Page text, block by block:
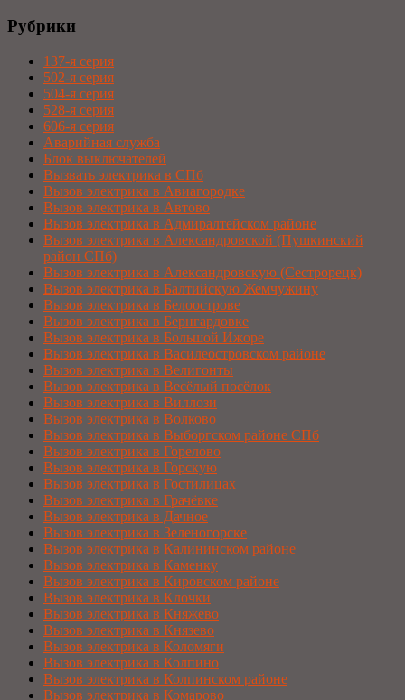
Рубрики
137-я серия
502-я серия
504-я серия
528-я серия
606-я серия
Аварийная служба
Блок выключателей
Вызвать электрика в СПб
Вызов электрика в Авиагородке
Вызов электрика в Автово
Вызов электрика в Адмиралтейском районе
Вызов электрика в Александровской (Пушкинский
район СПб)
Вызов электрика в Александровскую (Сестрорецк)
Вызов электрика в Балтийскую Жемчужину
Вызов электрика в Белоострове
Вызов электрика в Бернгардовке
Вызов электрика в Большой Ижоре
Вызов электрика в Василеостровском районе
Вызов электрика в Велигонты
Вызов электрика в Весёлый посёлок
Вызов электрика в Виллози
Вызов электрика в Волково
Вызов электрика в Выборгском районе СПб
Вызов электрика в Горелово
Вызов электрика в Горскую
Вызов электрика в Гостилицах
Вызов электрика в Грачёвке
Вызов электрика в Дачное
Вызов электрика в Зеленогорске
Вызов электрика в Калининском районе
Вызов электрика в Каменку
Вызов электрика в Кировском районе
Вызов электрика в Клочки
Вызов электрика в Княжево
Вызов электрика в Князево
Вызов электрика в Коломяги
Вызов электрика в Колпино
Вызов электрика в Колпинском районе
Вызов электрика в Комарово